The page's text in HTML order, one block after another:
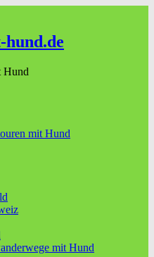
hund.de
Hund
mit Hund
mit Hund